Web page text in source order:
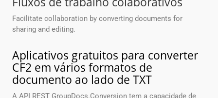
Facilitate collaboration by converting documents for
sharing and editing.
Aplicativos gratuitos para converter
CF2 em vários formatos de
documento ao lado de TXT
A API REST GroupDocs.Conversion tem a capacidade de